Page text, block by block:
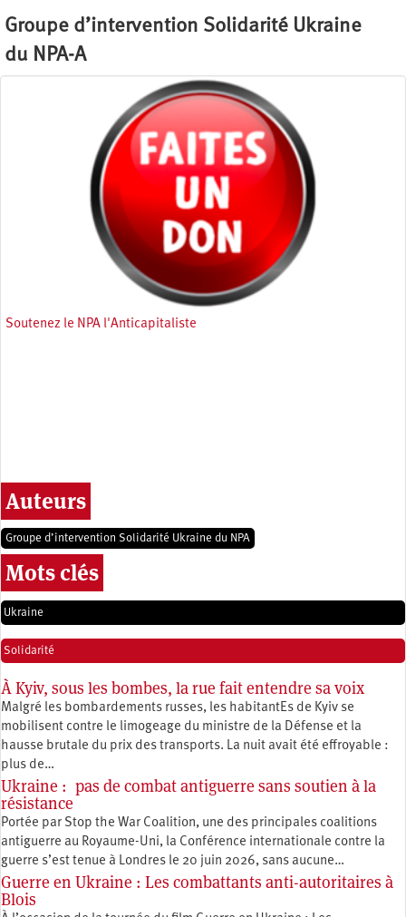
Groupe d’intervention Solidarité Ukraine
du NPA-A
Soutenez le NPA l'Anticapitaliste
Auteurs
Groupe d’intervention Solidarité Ukraine du NPA
Mots clés
Ukraine
Solidarité
À Kyiv, sous les bombes, la rue fait entendre sa voix
Malgré les bombardements russes, les habitantEs de Kyiv se
mobilisent contre le limogeage du ministre de la Défense et la
hausse brutale du prix des transports. La nuit avait été effroyable :
plus de…
Ukraine : pas de combat antiguerre sans soutien à la
résistance
Portée par Stop the War Coalition, une des principales coalitions
antiguerre au Royaume-Uni, la Conférence internationale contre la
guerre s’est tenue à Londres le 20 juin 2026, sans aucune…
Guerre en Ukraine : Les combattants anti-autoritaires à
Blois